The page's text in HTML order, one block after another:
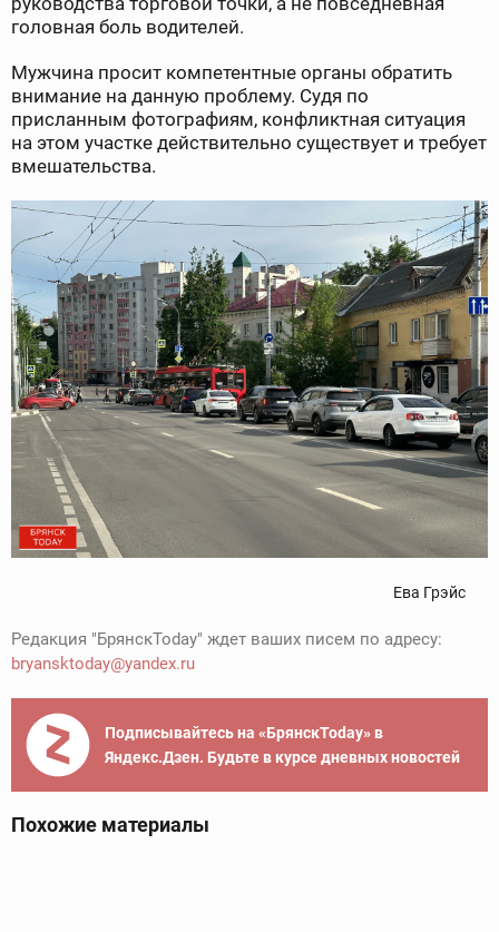
головная боль водителей.
Мужчина просит компетентные органы обратить
внимание на данную проблему. Судя по
присланным фотографиям, конфликтная ситуация
на этом участке действительно существует и требует
вмешательства.
Ева Грэйс
Редакция "БрянскToday" ждет ваших писем по адресу:
bryansktoday@yandex.ru
Подписывайтесь на «БрянскToday» в
Яндекс.Дзен. Будьте в курсе дневных новостей
Похожие материалы